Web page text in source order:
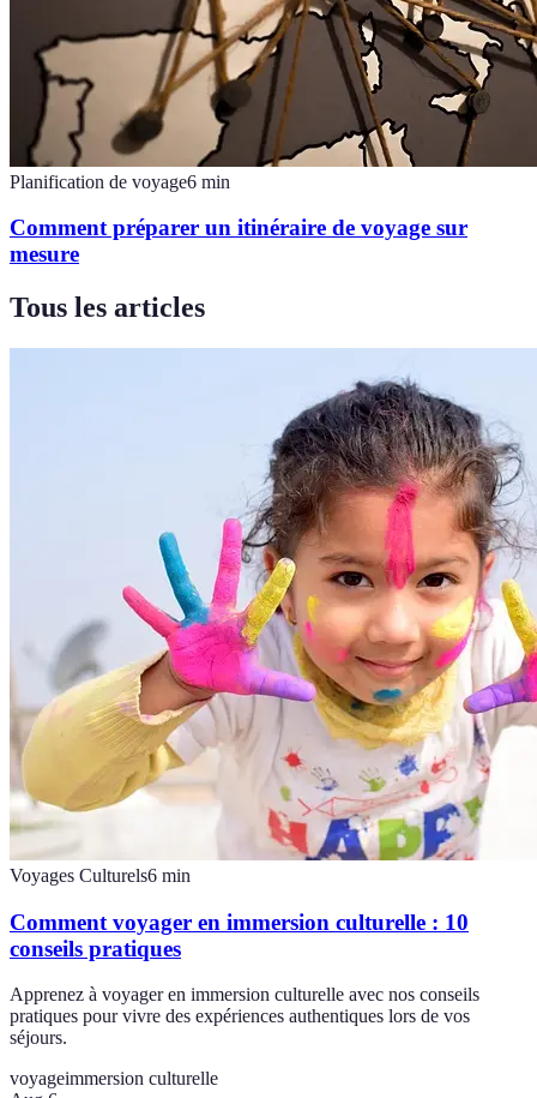
Planification de voyage6 min
Comment préparer un itinéraire de voyage sur
mesure
Tous les articles
Voyages Culturels6 min
Comment voyager en immersion culturelle : 10
conseils pratiques
Apprenez à voyager en immersion culturelle avec nos conseils
pratiques pour vivre des expériences authentiques lors de vos
séjours.
voyageimmersion culturelle